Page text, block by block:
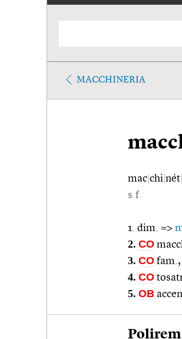
MACCHINERIA
mac chi nét
s.f.
1. dim. =>
2. CO
3. CO fam.,
4. CO
5. OB